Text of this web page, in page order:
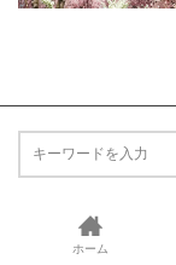
ホーム